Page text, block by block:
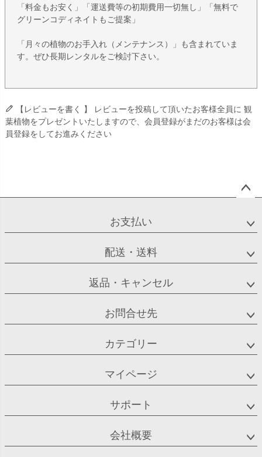
「料金もお安く」「運送費等の初期費用一切無し」「無料で
グリーンコディネイトもご提案」
「月々の植物のお手入れ（メンテナンス）」も含まれていま
す。ぜひ長期レンタルをご検討下さい。
【レビューを書く 】 レビューを投稿して頂いたお客様全員に 観
葉植物をプレゼントいたしますので、会員登録がまだのお客様は会
員登録をしてお進みください
ップ
お支払い
配送・送料
返品・キャンセル
お問合せ先
カテゴリー
マイページ
サポート
会社概要